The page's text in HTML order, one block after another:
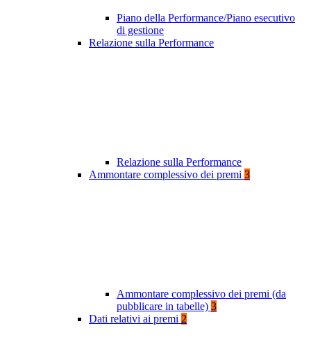
Piano della Performance/Piano esecutivo
di gestione
Relazione sulla Performance
Relazione sulla Performance
Ammontare complessivo dei premi 3
Ammontare complessivo dei premi (da
pubblicare in tabelle) 3
Dati relativi ai premi 2